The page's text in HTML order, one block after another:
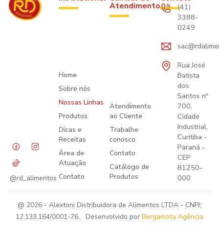
@rd_alimentos
Home
Sobre nós
Nossas Linhas
Produtos
Dicas e
Receitas
Área de
Atuação
Contato
Atendimento
Atendimento
ao Cliente
Trabalhe
conosco
Contato
Catálogo de
Produtos
(41)
3388-
0249
Rua José
Batista
dos
Santos nº
700,
Cidade
Industrial,
Curitiba -
Paraná -
CEP
81250-
000
@ 2026 - Alextoni Distribuidora de Alimentos LTDA - CNPJ:
12.133.164/0001-76. Desenvolvido por Bergamota Agência